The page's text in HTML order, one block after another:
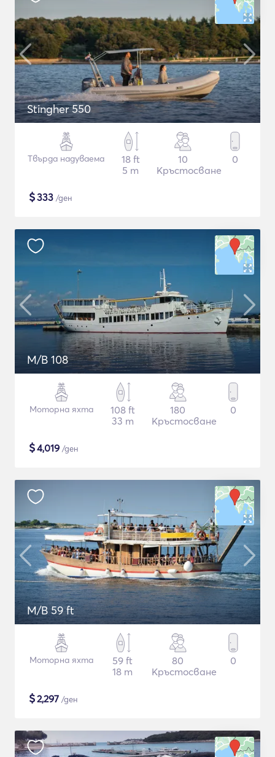
Stingher 550
Твърда надуваема
18 ft
5 m
10
Кръстосване
0
$333 /ден
M/B 108
Моторна яхта
108 ft
33 m
180
Кръстосване
0
$4,019 /ден
M/B 59 ft
Моторна яхта
59 ft
18 m
80
Кръстосване
0
$2,297 /ден